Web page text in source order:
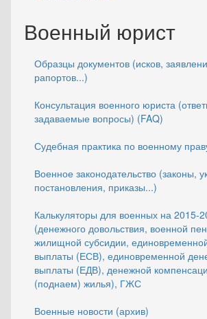
Военный юрист
Образцы документов (исков,
рапортов...)
Консультация военного юриста
задаваемые вопросы) (FAQ)
Судебная практика по военному
Военное законодательство (законы,
постановления, приказы...)
Калькуляторы для военных на 2015-
(денежного довольствия, военной
жилищной субсидии,
выплаты (ЕСВ), единовременной
выплаты (ЕДВ), денежной
(поднаем) жилья), ГЖС
Военные новости (архив)